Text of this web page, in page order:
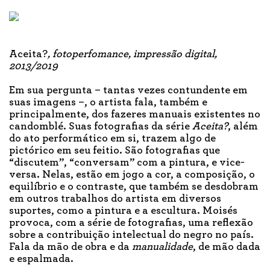
Aceita?, fotoperfomance, impressão digital,
2013/2019
Em sua pergunta – tantas vezes contundente em
suas imagens –, o artista fala, também e
principalmente, dos fazeres manuais existentes no
candomblé. Suas fotografias da série Aceita?, além
do ato performático em si, trazem algo de
pictórico em seu feitio. São fotografias que
“discutem”, “conversam” com a pintura, e vice-
versa. Nelas, estão em jogo a cor, a composição, o
equilíbrio e o contraste, que também se desdobram
em outros trabalhos do artista em diversos
suportes, como a pintura e a escultura. Moisés
provoca, com a série de fotografias, uma reflexão
sobre a contribuição intelectual do negro no país.
Fala da mão de obra e da manualidade, de mão dada
e espalmada.